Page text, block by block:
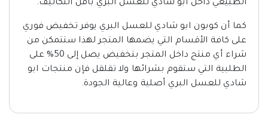
الطبيعي داخل ابو شادي للعسل البري بأقل التكاليف.
كما أن كوبون ابو شادي للعسل البري يوفر تخفيض فوري
على كافة الأقسام التي يضمها المتجر لهذا ستتمكن من
شراء أي منتج داخل المتجر بتخفيض يصل إلى 50% على
الطلبية التي ستقوم بشرائها ولا تقلقل فإن منتجات ابو
شادي للعسل البري أصلية وعالية الجودة.